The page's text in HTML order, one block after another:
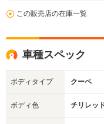
この販売店の在庫一覧
車種スペック
ボディタイプ クーペ
ボディ色 チリレッ